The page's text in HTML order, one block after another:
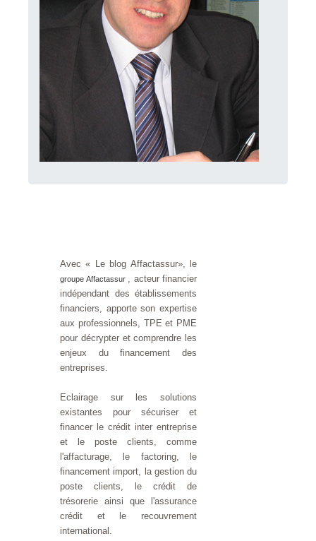
Avec « Le blog Affactassur», le
groupe Affactassur , acteur financier
indépendant des établissements
financiers, apporte son expertise
aux professionnels, TPE et PME
pour décrypter et comprendre les
enjeux du financement des
entreprises.
Eclairage sur les solutions
existantes pour sécuriser et
financer le crédit inter entreprise
et le poste clients, comme
l'affacturage, le factoring, le
financement import, la gestion du
poste clients, le crédit de
trésorerie ainsi que l'assurance
crédit et le recouvrement
international.